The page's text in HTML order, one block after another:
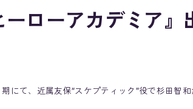
ローアカデミア』
にて、近属友保“スケプティック”役で杉田智和